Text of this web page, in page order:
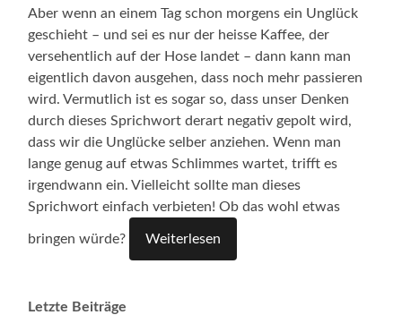
Aber wenn an einem Tag schon morgens ein Unglück
geschieht – und sei es nur der heisse Kaffee, der
versehentlich auf der Hose landet – dann kann man
eigentlich davon ausgehen, dass noch mehr passieren
wird. Vermutlich ist es sogar so, dass unser Denken
durch dieses Sprichwort derart negativ gepolt wird,
dass wir die Unglücke selber anziehen. Wenn man
lange genug auf etwas Schlimmes wartet, trifft es
irgendwann ein. Vielleicht sollte man dieses
Sprichwort einfach verbieten! Ob das wohl etwas
bringen würde? Weiterlesen
Letzte Beiträge